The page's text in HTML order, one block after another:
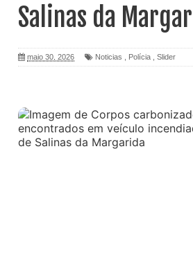
Salinas da
maio 30, 2026 Noticias Polícia Slider